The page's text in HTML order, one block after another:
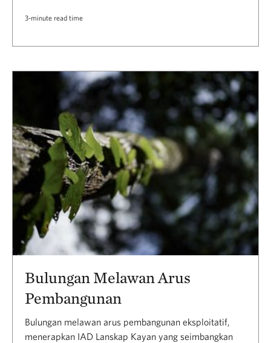
3-minute read time
Bulungan Melawan Arus
Pembangunan
Bulungan melawan arus pembangunan eksploitatif,
menerapkan IAD Lanskap Kayan yang seimbangkan